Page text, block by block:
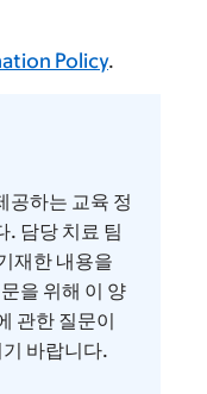
Policy.
공하는 교육 정
. 담당 치료 팀
재한 내용을
을 위해 이 양
관한 질문이
바랍니다.